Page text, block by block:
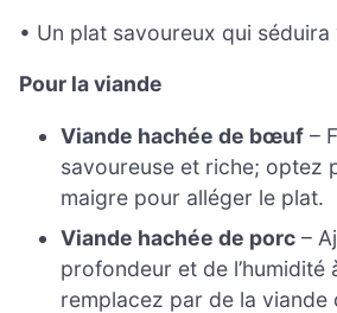
• Un plat savoureux qui
Pour la viande
Viande hachée de bœuf –
savoureuse et riche; optez
maigre pour alléger le plat.
Viande hachée de porc –
profondeur et de l’humidité
remplacez par de la viande